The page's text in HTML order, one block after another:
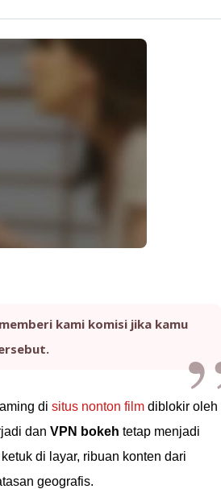
kami komisi jika kamu
di situs nonton film diblokir oleh
dan VPN bokeh tetap menjadi
di layar, ribuan konten dari
geografis.